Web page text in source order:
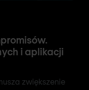
i aplikacji
zwiększenie